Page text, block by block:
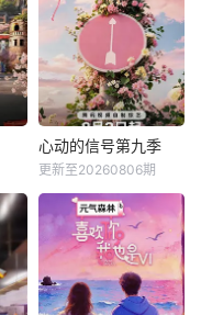
心动的信号第九季
更新至20260806期